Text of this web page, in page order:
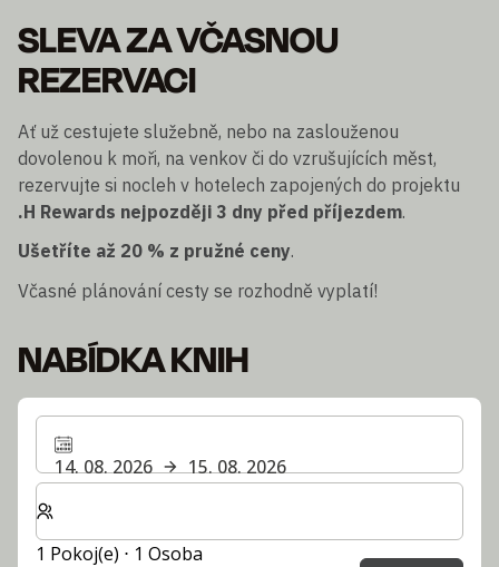
SLEVA ZA VČASNOU
REZERVACI
Ať už cestujete služebně, nebo na zaslouženou
dovolenou k moři, na venkov či do vzrušujících měst,
rezervujte si nocleh v hotelech zapojených do projektu
.H Rewards nejpozději 3 dny před příjezdem.
Ušetříte až 20 % z pružné ceny.
Včasné plánování cesty se rozhodně vyplatí!
NABÍDKA KNIH
14. 08. 2026
15. 08. 2026
Zvolte počet pokojů a hostů pro svůj pobyt
1 Pokoj(e) ⋅ 1 Osoba